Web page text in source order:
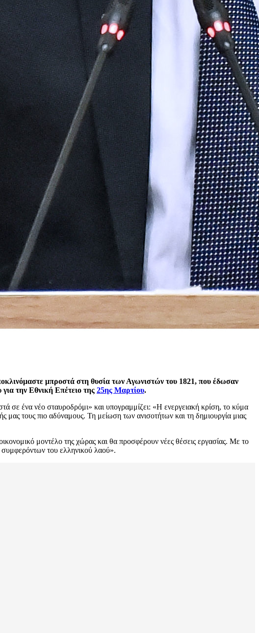
μπροστά στη θυσία των Αγωνιστών του 1821, που έδωσαν
την Εθνική Επέτειο της 25ης Μαρτίου.
σε ένα νέο σταυροδρόμι» και υπογραμμίζει: «Η ενεργειακή κρίση, το κύμα
μας τους πιο αδύναμους. Τη μείωση των ανισοτήτων και τη δημιουργία μιας
μοντέλο της χώρας και θα προσφέρουν νέες θέσεις εργασίας. Με το
συμφερόντων του ελληνικού λαού».